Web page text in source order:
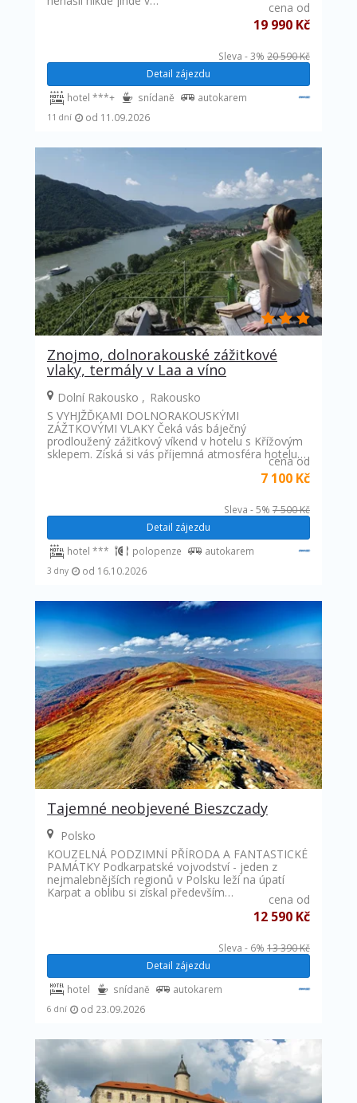
cena od
19 990 Kč
Sleva - 3% 20 590 Kč
Detail zájezdu
hotel ***+ snídaně
autokarem
od 11.09.2026
11 dní
Znojmo, dolnorakouské zážitkové
vlaky, termály v Laa a víno
Dolní Rakousko
Rakousko
S VYHJŽĎKAMI DOLNORAKOUSKÝMI
ZÁŽTKOVÝMI VLAKY Čeká vás báječný
prodloužený zážitkový víkend v hotelu s Křížovým
sklepem. Získá si vás příjemná atmosféra hotelu…
cena od
7 100 Kč
Sleva - 5% 7 500 Kč
Detail zájezdu
hotel *** polopenze
autokarem
od 16.10.2026
3 dny
Tajemné neobjevené Bieszczady
Polsko
KOUZELNÁ PODZIMNÍ PŘÍRODA A FANTASTICKÉ
PAMÁTKY Podkarpatské vojvodství - jeden z
nejmalebnějších regionů v Polsku leží na úpatí
Karpat a oblibu si získal především…
cena od
12 590 Kč
Sleva - 6% 13 390 Kč
Detail zájezdu
hotel snídaně
autokarem
od 23.09.2026
6 dní